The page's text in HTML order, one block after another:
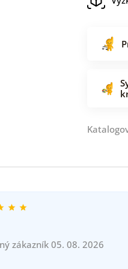
zákazník 05. 08. 2026